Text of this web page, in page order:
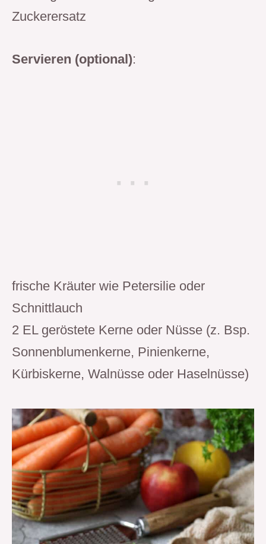
Zuckerersatz
Servieren (optional):
frische Kräuter wie Petersilie oder
Schnittlauch
2 EL geröstete Kerne oder Nüsse (z. Bsp.
Sonnenblumenkerne, Pinienkerne,
Kürbiskerne, Walnüsse oder Haselnüsse)